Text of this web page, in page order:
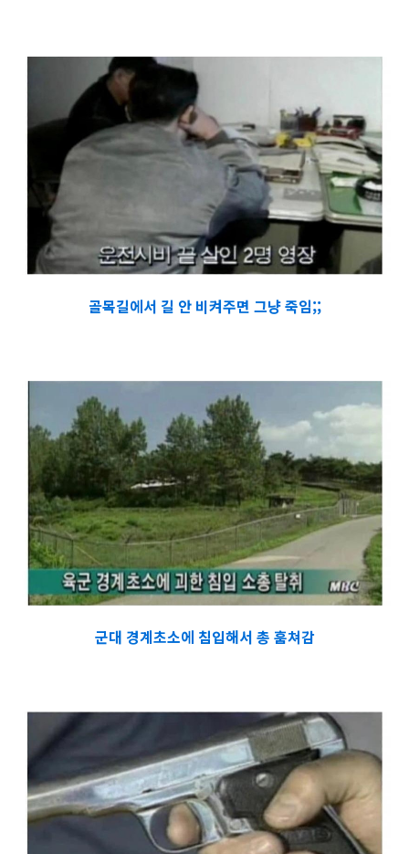
골목길에서 길 안 비켜주면 그냥 죽임;;
군대 경계초소에 침입해서 총 훔쳐감